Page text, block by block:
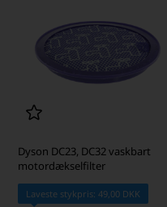
Dyson DC23, DC32 vaskbart
motordækselfilter
Laveste stykpris: 49,00 DKK